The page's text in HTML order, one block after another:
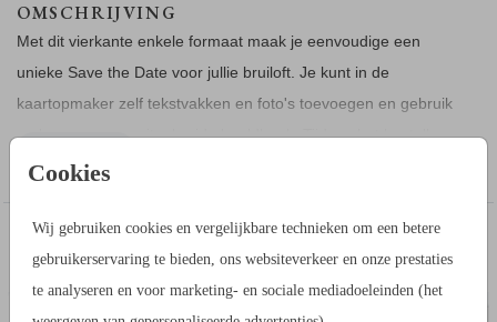
Cookies
Wij gebruiken cookies en vergelijkbare technieken om een betere
gebruikerservaring te bieden, ons websiteverkeer en onze prestaties
te analyseren en voor marketing- en sociale mediadoeleinden (het
OMSCHRIJVING
Met dit vierkante enkele formaat maak je eenvoudige een
unieke Save the Date voor jullie bruiloft. Je kunt in de
kaartopmaker zelf tekstvakken en foto's toevoegen en gebruik
maken van onze uitgebreide beeldbank. Tijdens het bestellen
kun je kiezen uit de formaten: 8 bij 8 cm (geen envelop
hebt keuze uit 5 papiersoorten en 20+ kleuren enveloppen.
HOE WERKT HET?
IN DEZELFDE STIJL KUN JE DIT OOK
BESTELLENGASTENBOEK